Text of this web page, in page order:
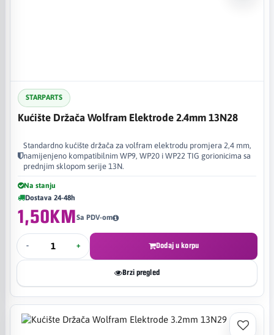
STARPARTS
Kućište Držača Wolfram Elektrode 2.4mm 13N28
Standardno kućište držača za volfram elektrodu promjera 2,4 mm,
namijenjeno kompatibilnim WP9, WP20 i WP22 TIG gorionicima sa
prednjim sklopom serije 13N.
Na stanju
Dostava 24-48h
1,50KMSa PDV-om
- + Dodaj u korpu
Brzi pregled